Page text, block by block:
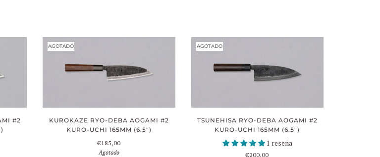
#2
AGOTADO
KUROKAZE RYO-DEBA AOGAMI #2
KURO-UCHI 165MM (6.5")
€185,00
Agotado
AGOTADO
TSUNEHISA RYO-DEBA AOGAMI #2
KURO-UCHI 165MM (6.5")
1 reseña
€200,00